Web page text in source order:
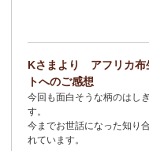
1/19イージーパンツ～美脚
ンゲ◇ハイクオリティ◇で
フリカの色』
1/19：エコバッグ≪2サイ
Kさまより アフリカ布
トへのご感想
今回も面白そうな柄のはし
す。
今までお世話になった知り
れています。